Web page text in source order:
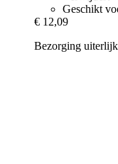
Geschikt
€ 12,09
Bezorging